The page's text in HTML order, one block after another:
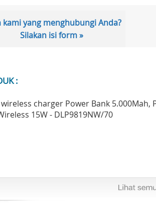
kami yang menghubungi Anda?
Silakan isi form »
:
charger Power Bank 5.000Mah,
15W - DLP9819NW/70